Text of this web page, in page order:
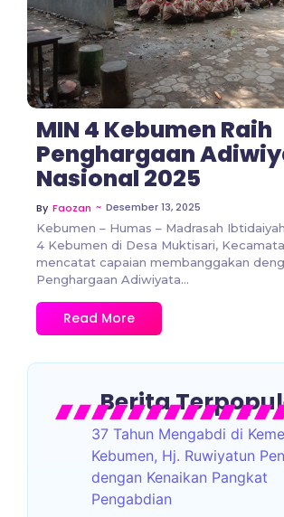
MIN 4 Kebumen Raih
Penghargaan
Nasional 2025
By Faozan ~ Desember 13, 2025
Kebumen – Humas – Madrasah
4 Kebumen di Desa Muktisari,
mencatat capaian membanggakan
Penghargaan Adiwiyata...
Read More
Berita
37 Tahun Mengabdi di
Kebumen, Hj. Ruwiyatun
dengan Kenaikan Pangkat
Pengabdian